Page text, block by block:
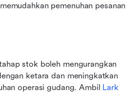
pemenuhan pesanan
stok boleh mengurangkan
ketara dan meningkatkan
operasi gudang. Ambil Lark